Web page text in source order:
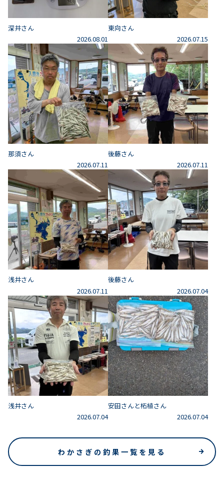
深井さん
2026.08.01
東向さん
2026.07.15
那須さん
2026.07.11
後藤さん
2026.07.11
浅井さん
2026.07.11
後藤さん
2026.07.04
浅井さん
2026.07.04
安田さんと柘植さん
2026.07.04
わかさぎの釣果一覧を見る